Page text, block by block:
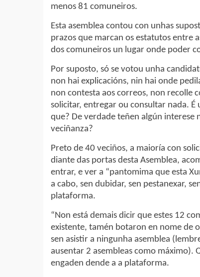
menos 81 comuneiros.
Esta asemblea contou con unhas
prazos que marcan os estatutos entre
dos comuneiros un lugar onde poder
Por suposto, só se votou unha
non hai explicacións, nin hai onde
non contesta aos correos, non recolle
solicitar, entregar ou consultar nada. É
que? De verdade teñen algún interese
veciñanza?
Preto de 40 veciños, a maioría con
diante das portas desta Asemblea,
entrar, e ver a “pantomima que esta
a cabo, sen dubidar, sen pestanexar,
plataforma.
“Non está demais dicir que estes 12
existente, tamén botaron en nome de
sen asistir a ningunha asemblea
ausentar 2 asembleas como máximo).
engaden dende a a plataforma.